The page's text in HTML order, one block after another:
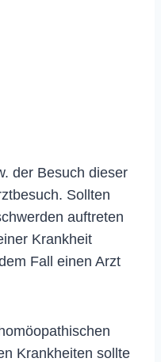
der Besuch dieser
Sollten
auftreten
Krankheit
Fall einen Arzt
Krankheiten sollte